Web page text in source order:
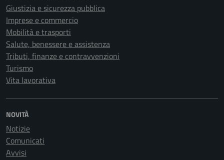
Giustizia e sicurezza pubblica
Imprese e commercio
Mobilità e trasporti
Salute, benessere e assistenza
Tributi, finanze e contravvenzioni
Turismo
Vita lavorativa
NOVITÀ
Notizie
Comunicati
Avvisi